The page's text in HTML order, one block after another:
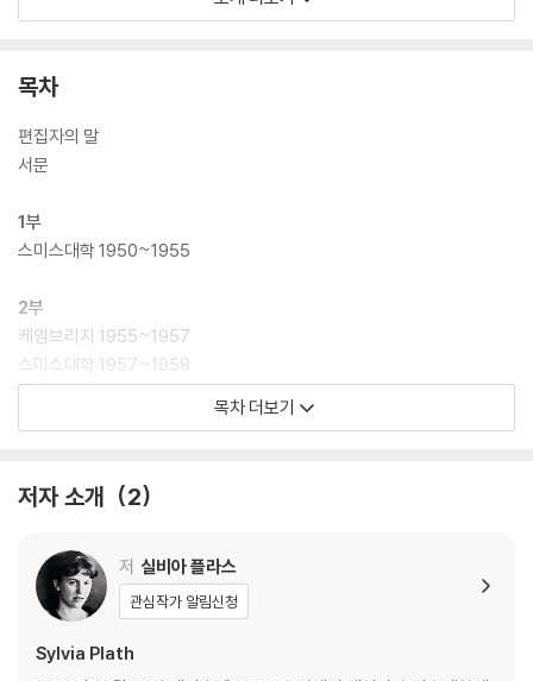
인의 강렬하면서도 적나라한 감정 표현이 고스란히 들어 있으며 삶과 자신
안한 심리에서부터 원고 수락 편지를 기다리는 작가 지망생의 모습, 자기
하게 한 생을 살아낸 한 사람이자 시인으로서 복잡다단하고 입체적인 모습
을 보여준다.
목차
편집자의 말
서문
1부
스미스대학 1950~1955
2부
케임브리지 1955~1957
스미스대학 1957~1958
연대기
목차 더보기
저자 소개 2
저 실비아 플라스
관심작가 알림신청
Sylvia Plath